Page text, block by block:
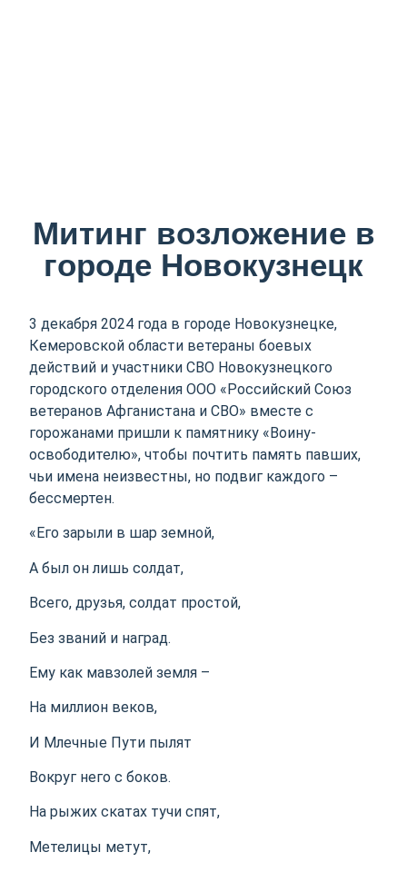
Митинг возложение в
городе Новокузнецк
3 декабря 2024 года в городе Новокузнецке,
Кемеровской области ветераны боевых
действий и участники СВО Новокузнецкого
городского отделения ООО «Российский Союз
ветеранов Афганистана и СВО» вместе с
горожанами пришли к памятнику «Воину-
освободителю», чтобы почтить память павших,
чьи имена неизвестны, но подвиг каждого –
бессмертен.
«Его зарыли в шар земной,
А был он лишь солдат,
Всего, друзья, солдат простой,
Без званий и наград.
Ему как мавзолей земля –
На миллион веков,
И Млечные Пути пылят
Вокруг него с боков.
На рыжих скатах тучи спят,
Метелицы метут,